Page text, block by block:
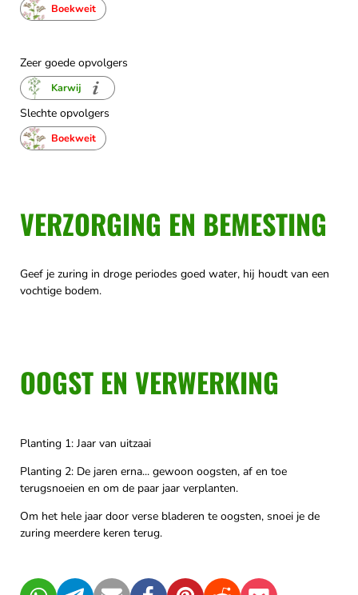
Boekweit
Zeer goede opvolgers
Karwij
Slechte opvolgers
Boekweit
VERZORGING EN BEMESTING
Geef je zuring in droge periodes goed water, hij houdt van een
vochtige bodem.
OOGST EN VERWERKING
Planting 1: Jaar van uitzaai
Planting 2: De jaren erna... gewoon oogsten, af en toe
terugsnoeien en om de paar jaar verplanten.
Om het hele jaar door verse bladeren te oogsten, snoei je de
zuring meerdere keren terug.